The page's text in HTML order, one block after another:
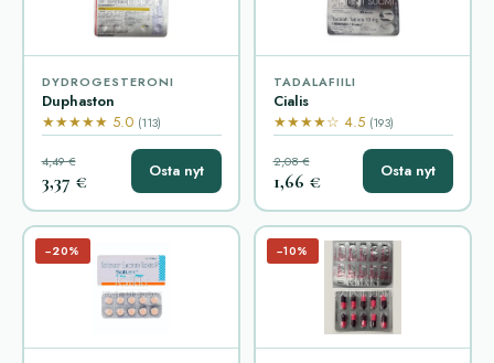
DYDROGESTERONI
Duphaston
★★★★★ 5.0 (113)
4,49 €
3,37 € Osta nyt
TADALAFIILI
Cialis
★★★★☆ 4.5 (193)
2,08 €
1,66 € Osta nyt
−20% −10%